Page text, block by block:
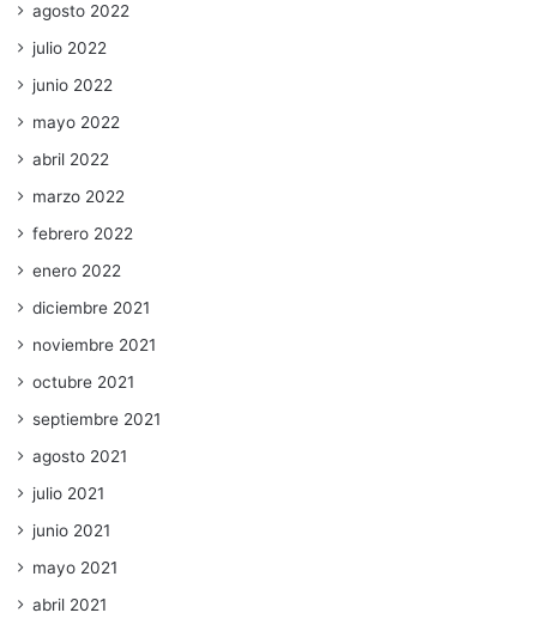
agosto 2022
julio 2022
junio 2022
mayo 2022
abril 2022
marzo 2022
febrero 2022
enero 2022
diciembre 2021
noviembre 2021
octubre 2021
septiembre 2021
agosto 2021
julio 2021
junio 2021
mayo 2021
abril 2021